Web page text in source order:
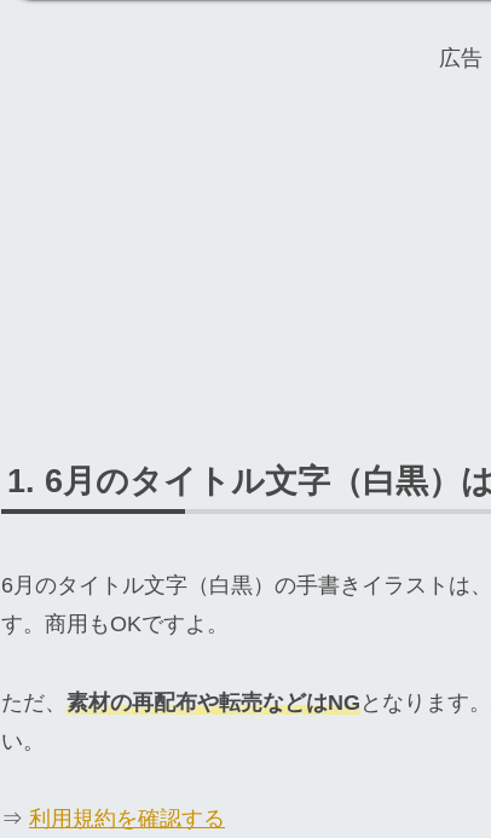
広告
6月のタイトル文字（白黒）
6月のタイトル文字（白黒）の手書きイラストは、
す。商用もOKですよ。
ただ、 素材の再配布や転売などはNGとなります
い。
⇒ 利用規約を確認する